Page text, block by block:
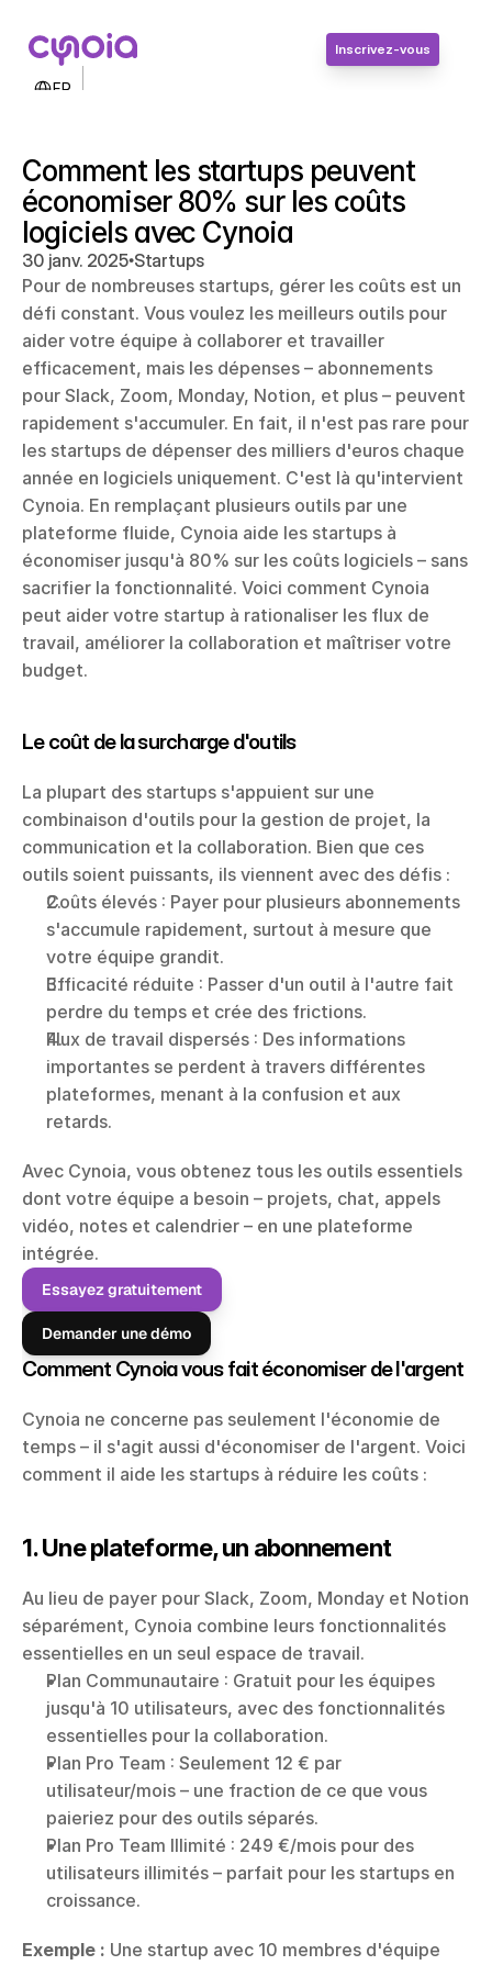
Inscrivez-vous
FR
Inscrivez-vous
Comment les startups peuvent
économiser 80% sur les coûts
logiciels avec Cynoia
30 janv. 2025•Startups
Pour de nombreuses startups, gérer les coûts est un
défi constant. Vous voulez les meilleurs outils pour
aider votre équipe à collaborer et travailler
efficacement, mais les dépenses – abonnements
pour Slack, Zoom, Monday, Notion, et plus – peuvent
rapidement s'accumuler. En fait, il n'est pas rare pour
les startups de dépenser des milliers d'euros chaque
année en logiciels uniquement. C'est là qu'intervient
Cynoia. En remplaçant plusieurs outils par une
plateforme fluide, Cynoia aide les startups à
économiser jusqu'à 80% sur les coûts logiciels – sans
sacrifier la fonctionnalité. Voici comment Cynoia
peut aider votre startup à rationaliser les flux de
travail, améliorer la collaboration et maîtriser votre
budget.
Le coût de la surcharge d'outils
La plupart des startups s'appuient sur une
combinaison d'outils pour la gestion de projet, la
communication et la collaboration. Bien que ces
outils soient puissants, ils viennent avec des défis :
Coûts élevés : Payer pour plusieurs abonnements
s'accumule rapidement, surtout à mesure que
votre équipe grandit.
Efficacité réduite : Passer d'un outil à l'autre fait
perdre du temps et crée des frictions.
Flux de travail dispersés : Des informations
importantes se perdent à travers différentes
plateformes, menant à la confusion et aux
retards.
Avec Cynoia, vous obtenez tous les outils essentiels
dont votre équipe a besoin – projets, chat, appels
vidéo, notes et calendrier – en une plateforme
intégrée.
Essayez gratuitement
Demander une démo
Comment Cynoia vous fait économiser de l'argent
Cynoia ne concerne pas seulement l'économie de
temps – il s'agit aussi d'économiser de l'argent. Voici
comment il aide les startups à réduire les coûts :
1. Une plateforme, un abonnement
Au lieu de payer pour Slack, Zoom, Monday et Notion
séparément, Cynoia combine leurs fonctionnalités
essentielles en un seul espace de travail.
Plan Communautaire : Gratuit pour les équipes
jusqu'à 10 utilisateurs, avec des fonctionnalités
essentielles pour la collaboration.
Plan Pro Team : Seulement 12 € par
utilisateur/mois – une fraction de ce que vous
paieriez pour des outils séparés.
Plan Pro Team Illimité : 249 €/mois pour des
utilisateurs illimités – parfait pour les startups en
croissance.
Exemple : Une startup avec 10 membres d'équipe